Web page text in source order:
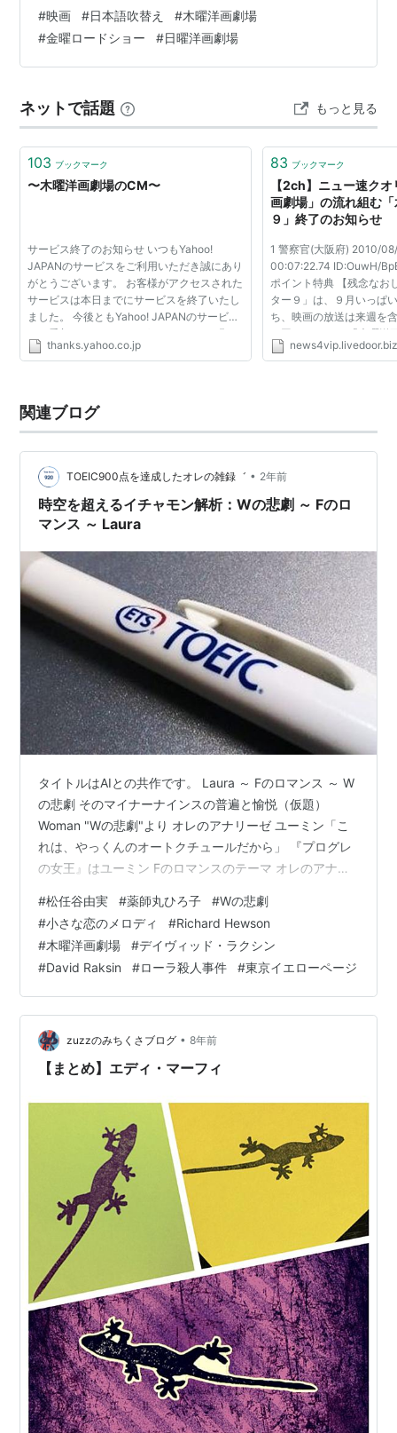
2009年3月に放送を終了し、41年の歴史に幕を下ろし
た。
ー、日曜洋画劇場といった 毎週何がしかの映画をテレビ
放送する枠があったため、駄作やマイナー作も含め、 い
つも楽しみにしていたものでした。（独特な名物解説者
厳しく指導するようになったためか、 面白味の無い画一
的な翻訳になるパターンも多いのですが…
#映画 #日本語吹替え #木曜洋画劇場
#金曜ロードショー #日曜洋画劇場
ネットで話題 もっと見る
103 ブックマーク
〜木曜洋画劇場のCM〜
サービス終了のお知らせ いつもYahoo!
JAPANのサービスをご利用いただき誠にあり
がとうございます。 お客様がアクセスされた
サービスは本日までにサービスを終了いたし
ました。 今後ともYahoo! JAPANのサービス
をご愛顧くださいますよう、よろしくお願い
いたします。
thanks.yahoo.co.jp
83 ブックマーク
【2ch】ニュー速ク
画劇場」の流れ組む
９」終了のお知らせ
1 警察官(大阪府) 2010/
00:07:22.74 ID:OuwH/
ポイント特典 【残念なお
ター９」は、９月いっぱ
ち、映画の放送は来週を
５回をもって、 「木曜
半続いたレギュラー映画
関連ブログ
TOEIC900点を達成したオレの雑録゛ • 2年前
時空を超えるイチャモン解析：Wの悲劇 ～ Fのロ
マンス ～ Laura
タイトルはAIとの共作です。 Laura ～ Fのロマンス ～ W
の悲劇 そのマイナーナインスの普遍と愉悦（仮題）
Woman "Wの悲劇"より オレのアナリーゼ ユーミン「こ
れは、やっくんのオートクチュールだから」 『プログレ
の女王』はユーミン Fのロマンスのテーマ オレのアナリ
ゲェ～！」©竹中直人 Laura ～ Fのロマンス ～ Wの悲劇
そのマイナーナインスの普遍と愉悦（仮題） ↑この見出
しが元のタイトルでしたｗ このブログ、大抵は「宇宙の
万物にとって何ら意味を為さない」文章を書き散らかし
ておるわけですが、今日のはマジで甚だし…
#松任谷由実 #薬師丸ひろ子 #Wの悲劇
#小さな恋のメロディ #Richard Hewson
#木曜洋画劇場 #デイヴィッド・ラクシン
#David Raksin #ローラ殺人事件 #東京イエローページ
zuzzのみちくさブログ • 8年前
【まとめ】エディ・マーフィ